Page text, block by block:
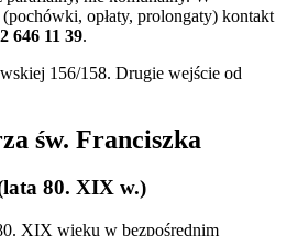
opłaty, prolongaty) kontakt
646 11 39.
156/158. Drugie wejście od
św. Franciszka
80. XIX w.)
XIX wieku w bezpośrednim